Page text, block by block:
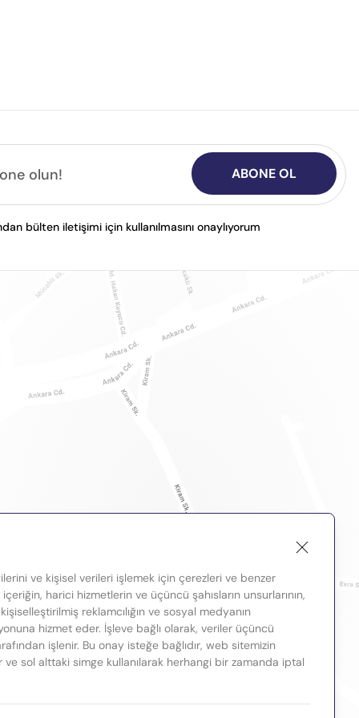
ABONE OL
bülten iletişimi için kullanılmasını onaylıyorum
ve kişisel verileri işlemek için çerezleri ve benzer
harici hizmetlerin ve üçüncü şahısların unsurlarının,
reklamcılığın ve sosyal medyanın
hizmet eder. İşleve bağlı olarak, veriler üçüncü
işlenir. Bu onay isteğe bağlıdır, web sitemizin
ve sol alttaki simge kullanılarak herhangi bir zamanda iptal